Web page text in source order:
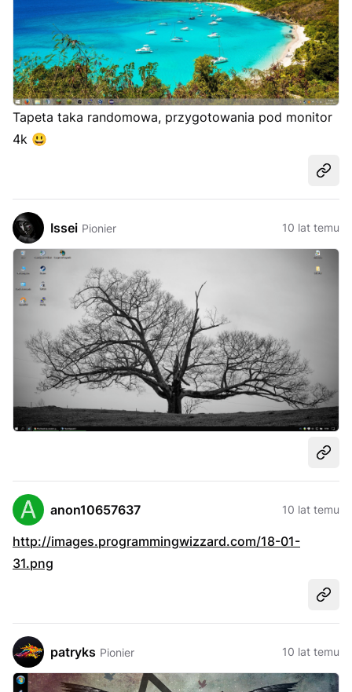
Tapeta taka randomowa, przygotowania pod monitor
4k 😃
Issei Pionier 10 lat temu
anon10657637 10 lat temu
http://images.programmingwizzard.com/18-01-
31.png
patryks Pionier 10 lat temu